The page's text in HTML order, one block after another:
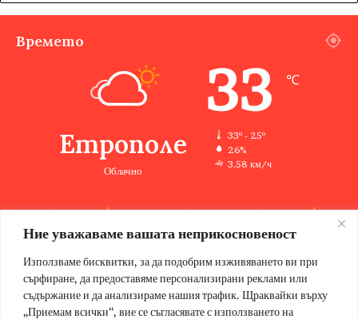
Ние уважаваме вашата неприкосновеност
Използваме бисквитки, за да подобрим изживяването ви при
сърфиране, да предоставяме персонализирани реклами или
съдържание и да анализираме нашия трафик. Щраквайки върху
„Приемам всички“, вие се съгласявате с използването на
Времето
Етрополе
Облачно
33 ℃
33º - 25º
26%
3.58 км/ч
33 ℃ 33 ℃ 32 ℃ 32 ℃